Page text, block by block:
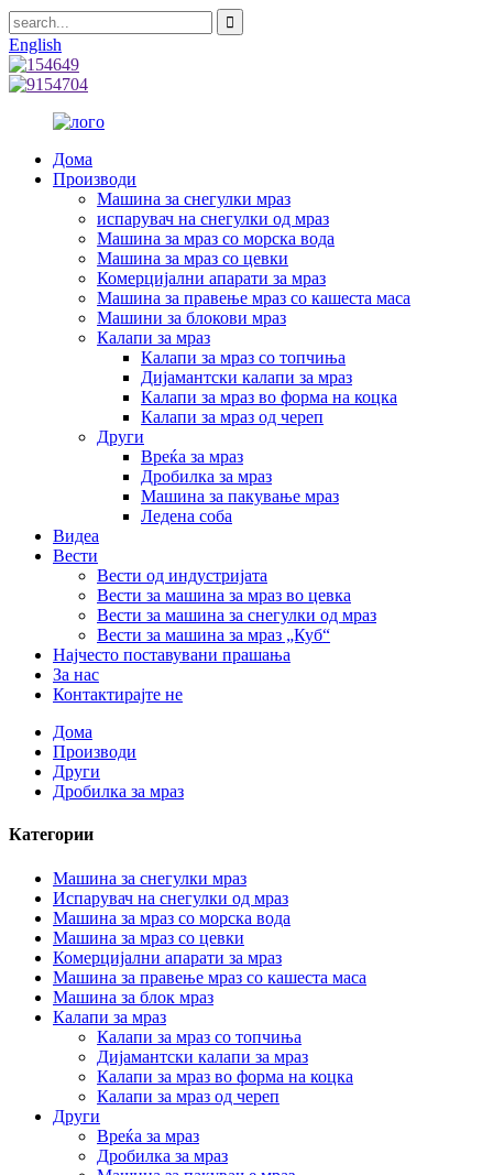
English
Дома
Производи
Машина за снегулки мраз
испарувач на снегулки од мраз
Машина за мраз со морска вода
Машина за мраз со цевки
Комерцијални апарати за мраз
Машина за правење мраз со кашеста маса
Машини за блокови мраз
Калапи за мраз
Калапи за мраз со топчиња
Дијамантски калапи за мраз
Калапи за мраз во форма на коцка
Калапи за мраз од череп
Други
Вреќа за мраз
Дробилка за мраз
Машина за пакување мраз
Ледена соба
Видеа
Вести
Вести од индустријата
Вести за машина за мраз во цевка
Вести за машина за снегулки од мраз
Вести за машина за мраз „Куб“
Најчесто поставувани прашања
За нас
Контактирајте не
Дома
Производи
Други
Дробилка за мраз
Категории
Машина за снегулки мраз
Испарувач на снегулки од мраз
Машина за мраз со морска вода
Машина за мраз со цевки
Комерцијални апарати за мраз
Машина за правење мраз со кашеста маса
Машина за блок мраз
Калапи за мраз
Калапи за мраз со топчиња
Дијамантски калапи за мраз
Калапи за мраз во форма на коцка
Калапи за мраз од череп
Други
Вреќа за мраз
Дробилка за мраз